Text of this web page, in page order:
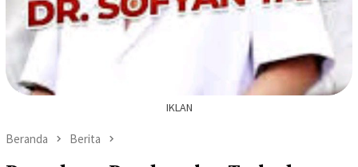
IKLAN
Beranda Berita